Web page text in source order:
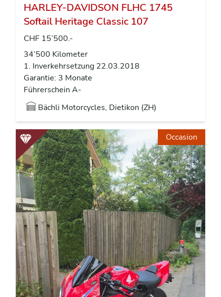
HARLEY-DAVIDSON FLHC 1745
Softail Heritage Classic 107
CHF 15’500.-
34’500 Kilometer
1. Inverkehrsetzung 22.03.2018
Garantie: 3 Monate
Führerschein A-
Bächli Motorcycles, Dietikon (ZH)
Occasion